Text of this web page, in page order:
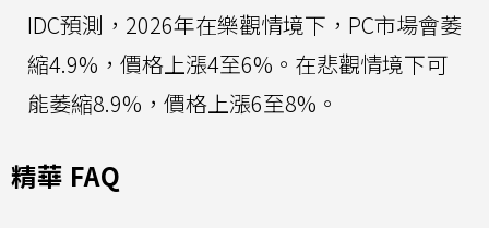
IDC預測，2026年在樂觀情境下，PC市場會萎
縮4.9%，價格上漲4至6%。在悲觀情境下可
能萎縮8.9%，價格上漲6至8%。
精華 FAQ